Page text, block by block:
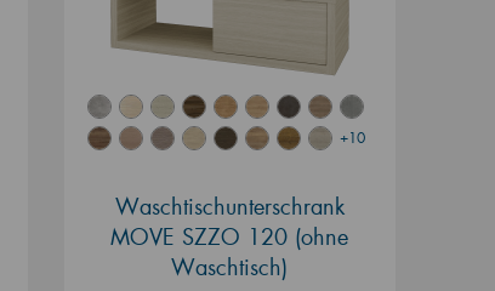
+10
Waschtischunterschrank
MOVE SZZO 120 (ohne
Waschtisch)